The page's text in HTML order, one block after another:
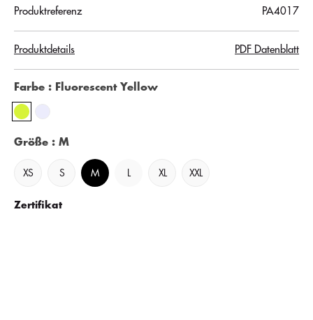
Produktreferenz
PA4017
Produktdetails PDF Datenblatt
Farbe : Fluorescent Yellow
Größe : M
XS S M XL XXL
Zertifikat